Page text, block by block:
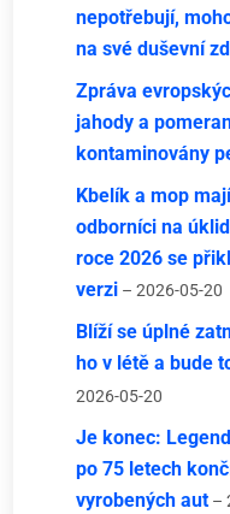
nepotřebují,
na své duševní
Zpráva
jahody a
kontaminovány
Kbelík a mop
odborníci na
roce 2026 se
verzi – 2026-05-20
Blíží se úplné
ho v létě a bude
2026-05-20
Je konec:
po 75 letech
vyrobených aut –